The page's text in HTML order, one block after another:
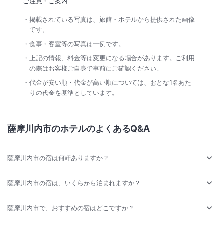
掲載されている写真は、旅館・ホテルから提供された画像
です。
食事・客室等の写真は一例です。
上記の情報、料金等は変更になる場合があります。ご利用
の際はお客様ご自身で事前にご確認ください。
代金が安い順・代金が高い順については、おとな1名あた
りの代金を基準としています。
薩摩川内市のホテルのよくあるQ&A
薩摩川内市の宿は何軒ありますか？
薩摩川内市の宿は、いくらから泊まれますか？
薩摩川内市で、おすすめの宿はどこですか？